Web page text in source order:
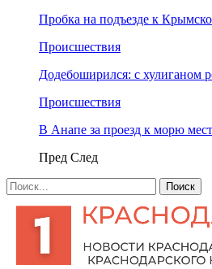
Пробка на подъезде к
Происшествия
Додебоширился: с хулиганом
Происшествия
В Анапе за проезд к морю
Пред След